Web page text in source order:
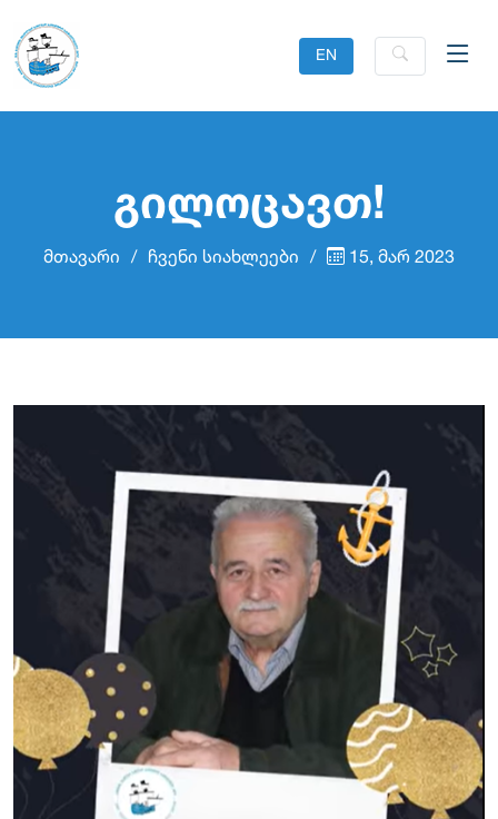
EN
გილოცავთ!
მთავარი ჩვენი სიახლეები 15, მარ 2023